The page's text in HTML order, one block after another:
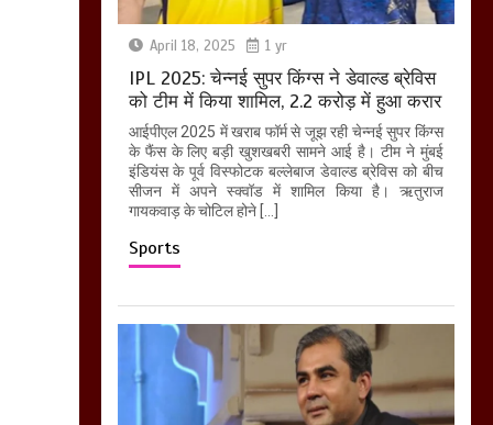
April 18, 2025 1 yr
IPL 2025: चेन्नई सुपर किंग्स ने डेवाल्ड ब्रेविस
को टीम में किया शामिल, 2.2 करोड़ में हुआ करार
आईपीएल 2025 में खराब फॉर्म से जूझ रही चेन्नई सुपर किंग्स
के फैंस के लिए बड़ी खुशखबरी सामने आई है। टीम ने मुंबई
इंडियंस के पूर्व विस्फोटक बल्लेबाज डेवाल्ड ब्रेविस को बीच
सीजन में अपने स्क्वॉड में शामिल किया है। ऋतुराज
गायकवाड़ के चोटिल होने […]
Sports